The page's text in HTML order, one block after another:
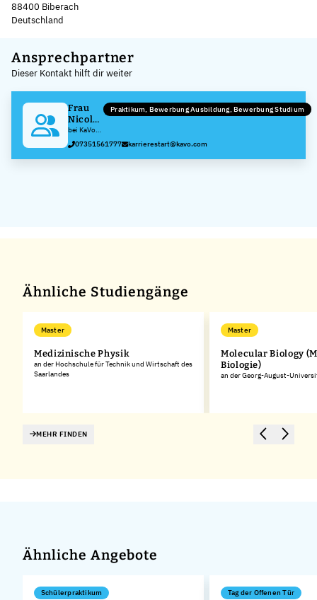
88400 Biberach
Deutschland
+
−
Ansprechpartner
Dieser Kontakt hilft dir weiter
Frau
Nicole
Gerster
bei KaVo
Dental
GmbH
Praktikum, Bewerbung Ausbildung, Bewerbung Studium
07351561777 karrierestart@kavo.com
Ähnliche Studiengänge
Master
Medizinische Physik
an der Hochschule für Technik und Wirtschaft des
Saarlandes
Master
Molecular Biology
Biologie)
an der Georg-August-
MEHR FINDEN
Ähnliche Angebote
Schülerpraktikum Tag der Offenen Tür